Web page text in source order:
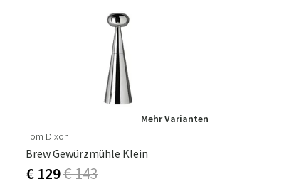
Mehr Varianten
Tom Dixon
Brew Gewürzmühle Klein
€ 129€ 143